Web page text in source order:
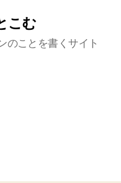
こむ
のことを書くサイト